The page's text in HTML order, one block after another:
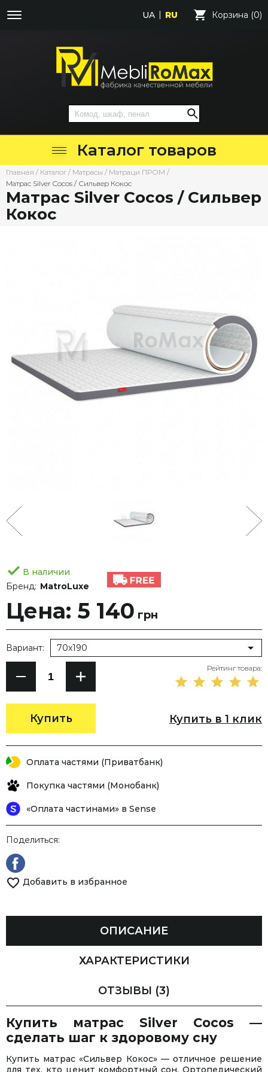
UA RU Корзина (0)
Каталог товаров
Главная / Каталог / Матрасы / Матраци ПРОМ /
Матрас Silver Cocos / Сильвер Кокос
Матрас Silver Cocos / Сильвер
Кокос
В наличии
Бренд: MatroLuxe
Цена: 5 140 грн
Купить
Вариант: 70х190
Рейтинг товара:
Купить в 1 клик
Оплата частями (Приватбанк)
Покупка частями (Монобанк)
«Оплата частинами» в Sense
Поделиться:
Добавить в избранное
ОПИСАНИЕ
ХАРАКТЕРИСТИКИ
ОТЗЫВЫ (3)
Купить матрас Silver Cocos —
сделать шаг к здоровому сну
Купить матрас «Сильвер Кокос» — отличное решение
для тех, кто ценит комфортный сон. Ортопедический